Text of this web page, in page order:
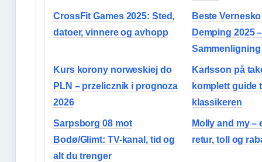
CrossFit Games 2025: Sted,
datoer, vinnere og avhopp
Beste
Demping 2025
Sammenligning
Kurs korony norweskiej do
PLN – przelicznik i prognoza
2026
Karlsson på
komplett guide
klassikeren
Sarpsborg 08 mot
Bodø/Glimt: TV-kanal, tid og
alt du trenger
Molly and my –
retur, toll og